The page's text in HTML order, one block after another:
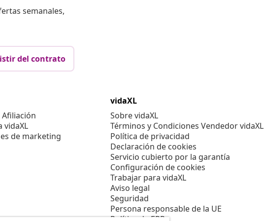
semanales,
del contrato
vidaXL
de marketing
vidaXL
Sobre vidaXL
Términos y Condiciones Vendedor vidaXL
Política de privacidad
Declaración de cookies
Servicio cubierto por la garantía
Configuración de cookies
Trabajar para vidaXL
Aviso legal
Seguridad
Persona responsable de la UE